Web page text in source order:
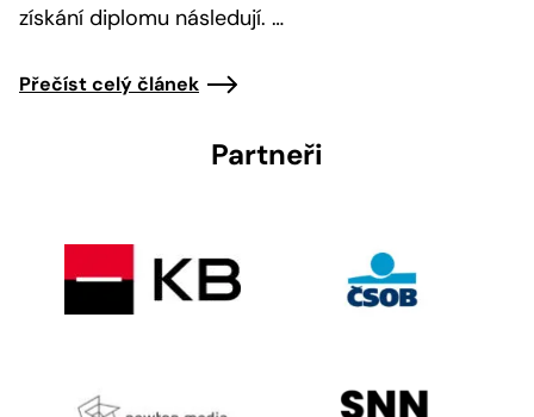
získání diplomu následují. …
Přečíst celý článek
Partneři